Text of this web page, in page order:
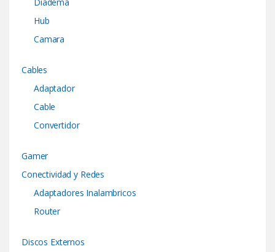
Hub
Camara
Cables
Adaptador
Cable
Convertidor
Gamer
Conectividad y Redes
Adaptadores Inalambricos
Router
Discos Externos